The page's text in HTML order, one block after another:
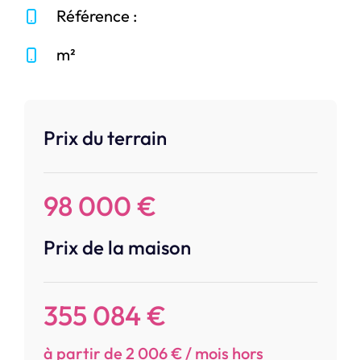
Prix du terrain
98 000 €
Prix de la maison
355 084 €
à partir de 2 006 € / mois hors
Référence :
m²